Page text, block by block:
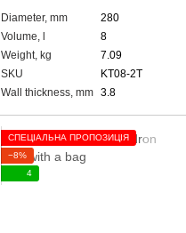
Diameter, mm
280
Volume, l
8
Weight, kg
7.09
SKU
KT08-2T
Wall thickness, mm 3.8
СПЕЦІАЛЬНА ПРОПОЗИЦІЯ
−8%
4